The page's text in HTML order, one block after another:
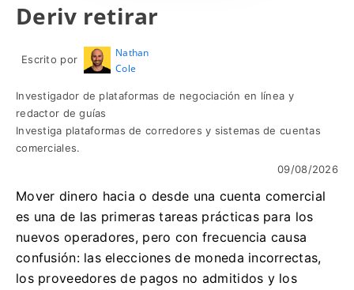
Deriv retirar
Escrito por
Nathan
Cole
Investigador de plataformas de negociación en línea y
redactor de guías
Investiga plataformas de corredores y sistemas de cuentas
comerciales.
09/08/2026
Mover dinero hacia o desde una cuenta comercial
es una de las primeras tareas prácticas para los
nuevos operadores, pero con frecuencia causa
confusión: las elecciones de moneda incorrectas,
los proveedores de pagos no admitidos y los